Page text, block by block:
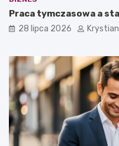
Praca tymczasowa a
28 lipca 2026